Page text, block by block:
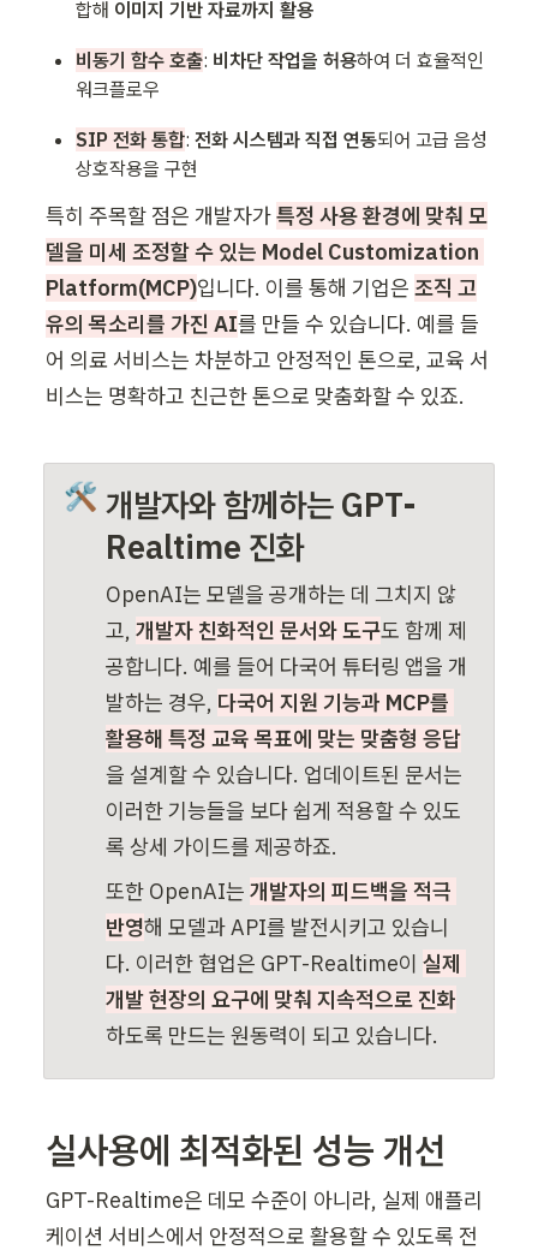
합해 이미지 기반 자료까지 활용
비동기 함수 호출: 비차단 작업을 허용하여 더 효율적인
워크플로우
SIP 전화 통합: 전화 시스템과 직접 연동되어 고급 음성
상호작용을 구현
특히 주목할 점은 개발자가 특정 사용 환경에 맞춰 모
델을 미세 조정할 수 있는 Model Customization
Platform(MCP)입니다. 이를 통해 기업은 조직 고
유의 목소리를 가진 AI를 만들 수 있습니다. 예를 들
어 의료 서비스는 차분하고 안정적인 톤으로, 교육 서
비스는 명확하고 친근한 톤으로 맞춤화할 수 있죠.
🛠 개발자와 함께하는 GPT-
Realtime 진화
OpenAI는 모델을 공개하는 데 그치지 않
고, 개발자 친화적인 문서와 도구도 함께 제
공합니다. 예를 들어 다국어 튜터링 앱을 개
발하는 경우, 다국어 지원 기능과 MCP를
활용해 특정 교육 목표에 맞는 맞춤형 응답
을 설계할 수 있습니다. 업데이트된 문서는
이러한 기능들을 보다 쉽게 적용할 수 있도
록 상세 가이드를 제공하죠.
또한 OpenAI는 개발자의 피드백을 적극
반영해 모델과 API를 발전시키고 있습니
다. 이러한 협업은 GPT-Realtime이 실제
개발 현장의 요구에 맞춰 지속적으로 진화
하도록 만드는 원동력이 되고 있습니다.
실사용에 최적화된 성능 개선
GPT-Realtime은 데모 수준이 아니라, 실제 애플리
케이션 서비스에서 안정적으로 활용할 수 있도록 전